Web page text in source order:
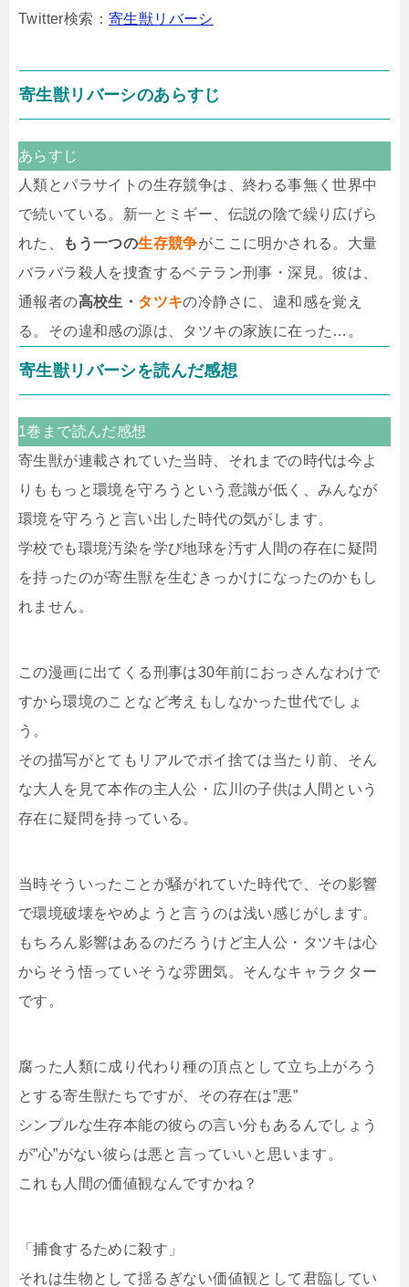
Twitter検索： 寄生獣リバーシ
寄生獣リバーシのあらすじ
あらすじ
人類とパラサイトの生存競争は、終わる事無く世界中
で続いている。新一とミギー、伝説の陰で繰り広げら
れた、
もう一つの生存競争がここに明かされる。大量
バラバラ殺人を捜査するベテラン刑事・深見。彼は、
通報者の高校生・ タツキの冷静さに、違和感を覚え
る。その違和感の源は、タツキの家族に在った…。
寄生獣リバーシを読んだ感想
1巻まで読んだ感想
寄生獣が連載されていた当時、それまでの時代は今よ
りももっと環境を守ろうという意識が低く、みんなが
環境を守ろうと言い出した時代の気がします。
学校でも環境汚染を学び地球を汚す人間の存在に疑問
を持ったのが寄生獣を生むきっかけになったのかもし
れません。
この漫画に出てくる刑事は30年前におっさんなわけで
すから環境のことなど考えもしなかった世代でしょ
う。
その描写がとてもリアルでポイ捨ては当たり前、そん
な大人を見て本作の主人公・広川の子供は人間という
存在に疑問を持っている。
当時そういったことが騒がれていた時代で、その影響
で環境破壊をやめようと言うのは浅い感じがします。
もちろん影響はあるのだろうけど主人公・タツキは心
からそう悟っていそうな雰囲気。そんなキャラクター
です。
腐った人類に成り代わり種の頂点として立ち上がろう
とする寄生獣たちですが、その存在は”悪”
シンプルな生存本能の彼らの言い分もあるんでしょう
が”心”がない彼らは悪と言っていいと思います。
これも人間の価値観なんですかね？
「捕食するために殺す」
それは生物として揺るぎない価値観として君臨してい